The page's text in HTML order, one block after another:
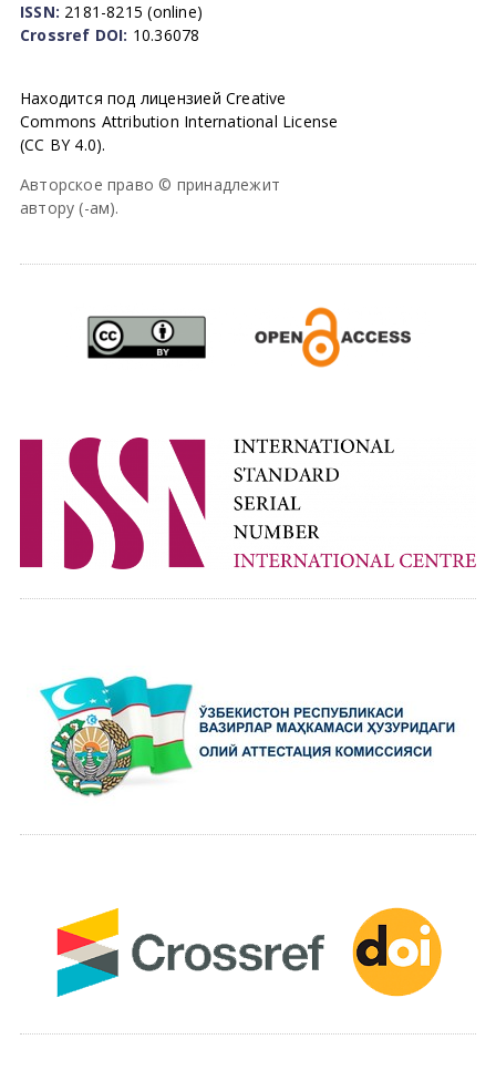
ISSN: 2181-8215 (online)
Crossref DOI: 10.36078
Находится под лицензией Creative
Commons Attribution International License
(CC BY 4.0).
Авторское право © принадлежит
автору (-ам).